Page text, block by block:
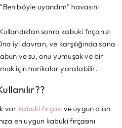
böyle uyandım” havasını
sonra kabuki fırçanızı
iyi davran, ve karşılığında sana
ve su, onu yumuşak ve bir
için harikalar yaratabilir.
var kabuki fırçası ve uygun olan
en uygun kabuki fırçasını